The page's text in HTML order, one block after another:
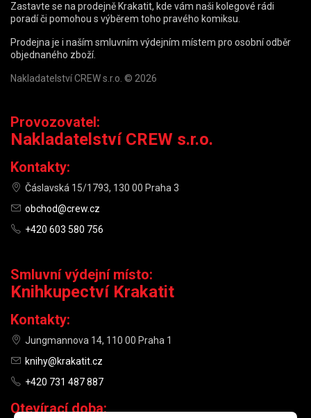
Zastavte se na prodejně Krakatit, kde vám naši kolegové rádi
poradí či pomohou s výběrem toho pravého komiksu.
Prodejna je i naším smluvním výdejním místem pro osobní odběr
objednaného zboží.
Nakladatelství CREW s.r.o. © 2026
Provozovatel:
Nakladatelství CREW s.r.o.
Kontakty:
Čáslavská 15/1793, 130 00 Praha 3
obchod@crew.cz
+420 603 580 756
Smluvní výdejní místo:
Knihkupectví Krakatit
Kontakty:
Jungmannova 14, 110 00 Praha 1
knihy@krakatit.cz
+420 731 487 887
Otevírací doba: